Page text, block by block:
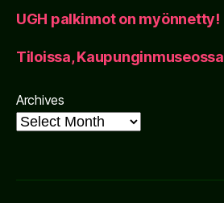
UGH palkinnot on myönnetty!
Tiloissa, Kaupunginmuseossa
Archives